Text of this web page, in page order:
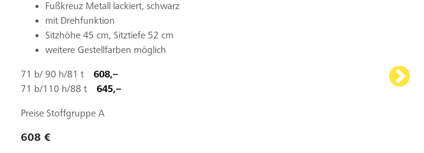
Fußkreuz Metall lackiert, schwarz
mit Drehfunktion
Sitzhöhe 45 cm, Sitztiefe 52 cm
weitere Gestellfarben möglich
71 b/ 90 h/81 t 608,–
71 b/110 h/88 t 645,–
Preise Stoffgruppe A
608 €